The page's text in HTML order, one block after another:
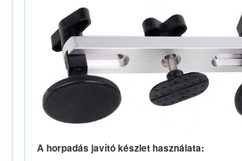
A horpadás javító készlet használata: